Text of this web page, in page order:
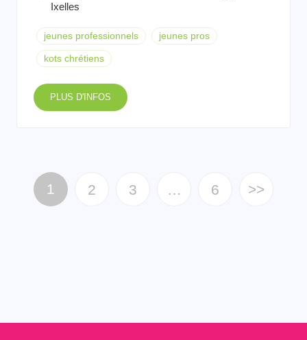
Ixelles
jeunes professionnels jeunes pros
kots chrétiens
PLUS D'INFOS
1 2 3 … 6 >>